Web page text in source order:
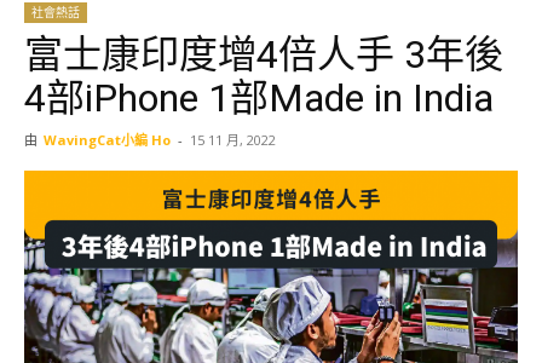
社會熱話
富士康印度增4倍人手 3年後
4部iPhone 1部Made in India
由 WavingCat小編 Ho - 15 11 月, 2022